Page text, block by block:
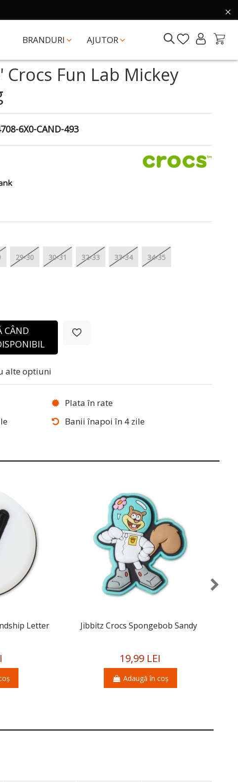
BRANDURI AJUTOR
Fun Lab Mickey
6X0-CAND-493
29-30 30-31 32-33 33-34 34-35
CÂND
alte optiuni
Plata în rate
Banii înapoi în 4 zile
Letter Jibbitz Crocs Spongebob Sandy
19,99 LEI
Adaugă în coș